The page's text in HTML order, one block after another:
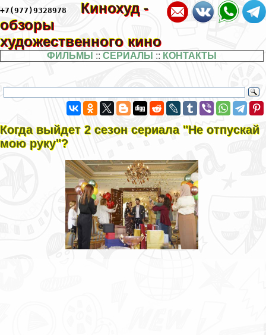
+7(977)9328978
Кинохуд -
обзоры
художественного кино
ФИЛЬМЫ :: СЕРИАЛЫ :: КОНТАКТЫ
Когда выйдет 2 сезон сериала "Не отпускай
мою руку"?